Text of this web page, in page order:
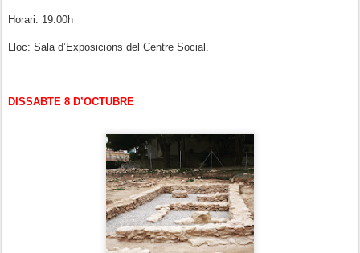
Horari: 19.00h
Lloc: Sala d’Exposicions del Centre Social.
DISSABTE 8 D’OCTUBRE